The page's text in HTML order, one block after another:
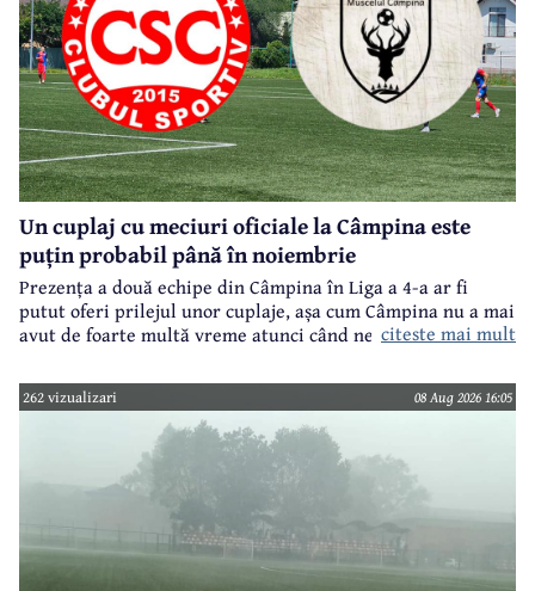
Un cuplaj cu meciuri oficiale la Câmpina este
puțin probabil până în noiembrie
Prezența a două echipe din Câmpina în Liga a 4-a ar fi
putut oferi prilejul unor cuplaje, așa cum Câmpina nu a mai
avut de foarte multă vreme atunci când ne referim la
citeste mai mult
262 vizualizari 08 Aug 2026 16:05